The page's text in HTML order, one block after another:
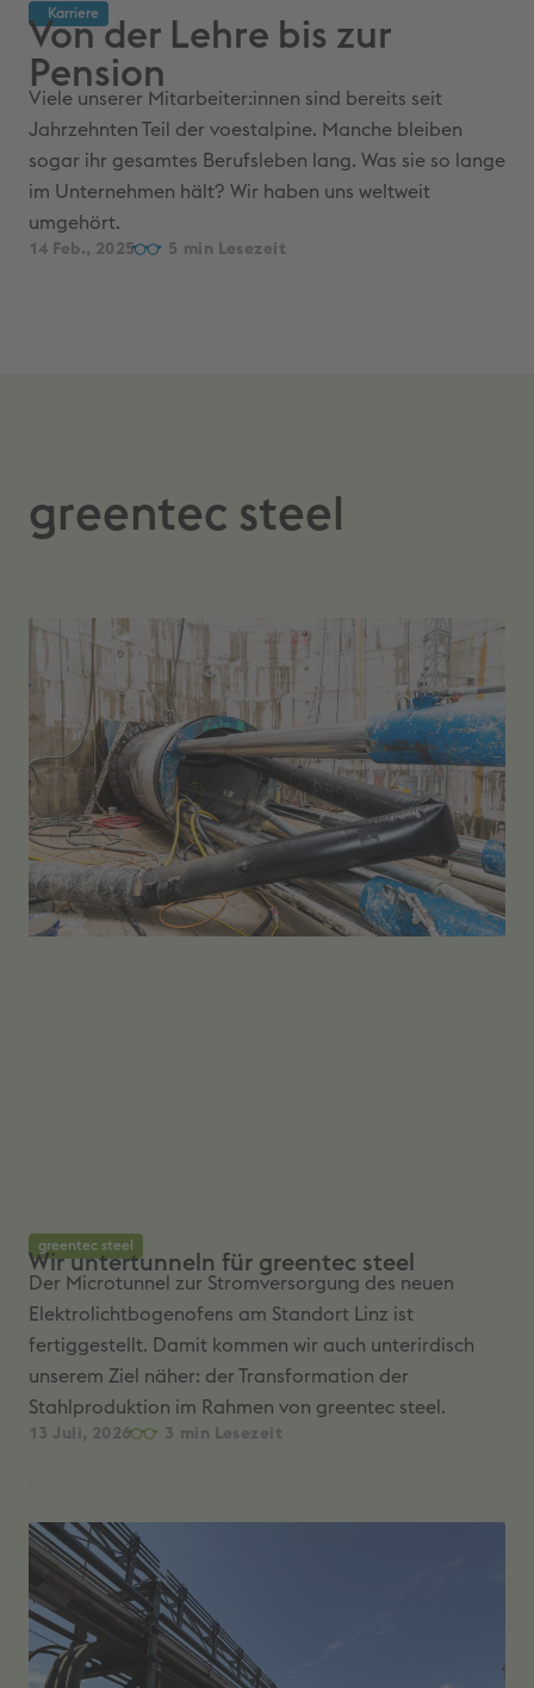
Karriere
Von der Lehre bis zur
Pension
Viele unserer Mitarbeiter:innen sind bereits seit
Jahrzehnten Teil der voestalpine. Manche bleiben
sogar ihr gesamtes Berufsleben lang. Was sie so lange
im Unternehmen hält? Wir haben uns weltweit
umgehört.
14 Feb., 2025 5
greentec steel
greentec steel
Wir untertunneln für greentec steel
Der Microtunnel zur Stromversorgung des neuen
Elektrolichtbogenofens am Standort Linz ist
fertiggestellt. Damit kommen wir auch unterirdisch
unserem Ziel näher: der Transformation der
Stahlproduktion im Rahmen von greentec steel.
13 Juli, 2026 3